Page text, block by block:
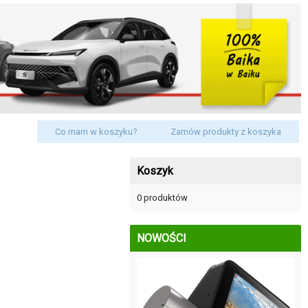
Co mam w koszyku? Zamów produkty z koszyka
Koszyk
0 produktów
NOWOŚCI